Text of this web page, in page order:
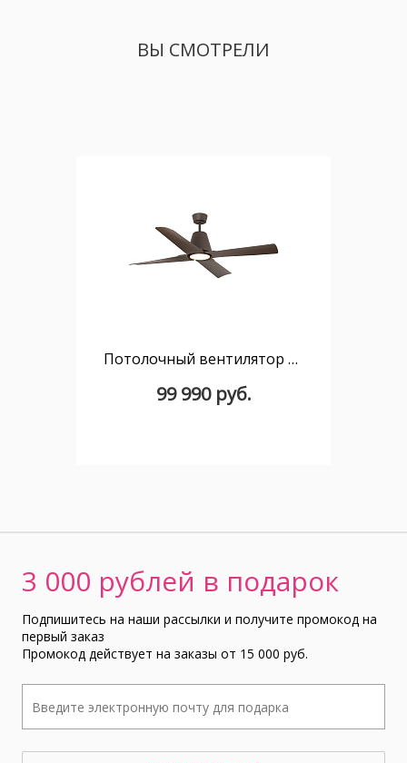
ВЫ СМОТРЕЛИ
Потолочный вентилятор Typhoon LED коричневый
99 990 руб.
3 000 рублей в подарок
Подпишитесь на наши рассылки и получите промокод на
первый заказ
Промокод действует на заказы от 15 000 руб.